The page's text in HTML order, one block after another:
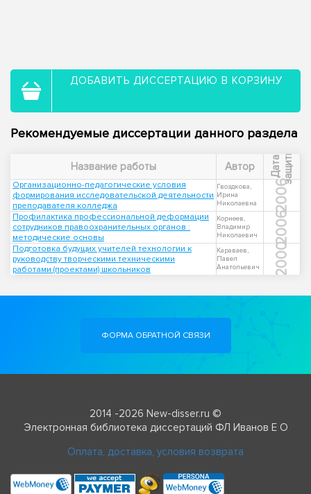
ДОБАВИТЬ ДИССЕРТАЦИЮ В КОРЗИНУ
Рекомендуемые диссертации данного раздела
Название работы Автор Д
а
т
а
з
а
щ
и
т ы
Организационно-педагогические условия
формирования исследовательской деятельности
преподавателя колледжа
Гвоздкова,
Ирина
Николаевна
2006
Профилактика профессиональной деформации
сотрудников правоохранительных органов :
методические основы
Корнеев,
Владимир
Николаевич
2006
Подготовка будущих учителей технологии к
руководству творческими техническими
работами (проектами) школьников
Караваев,
Павел
Анатольевич
2000
ФОРМА ОБРАТНОЙ СВЯЗИ
2014 -2026 New-disser.ru ©
Электронная библиотека диссертаций ФЛ Иванов Е О
Оплата, доставка, условия возврата